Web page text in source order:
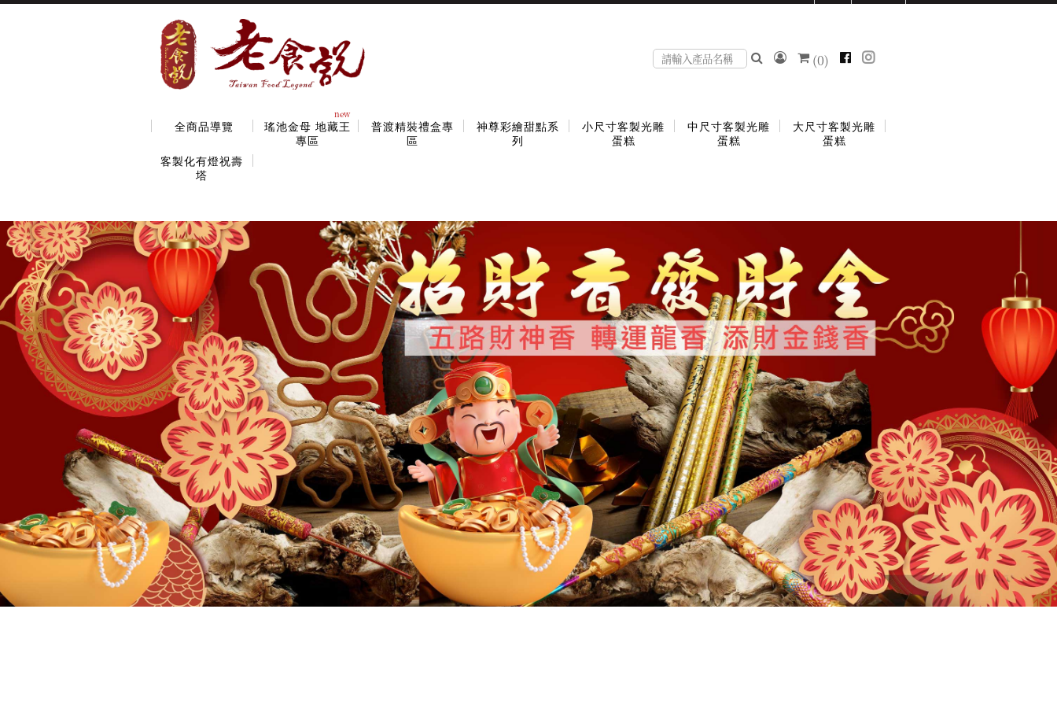
(0)
全商品導覽
new
瑤池金母 地藏王
專區
普渡精裝禮盒專
區
神尊彩繪甜點系
列
小尺寸客製光雕
蛋糕
中尺寸客製光雕
蛋糕
大尺寸客製光雕
蛋糕
客製化有燈祝壽
塔